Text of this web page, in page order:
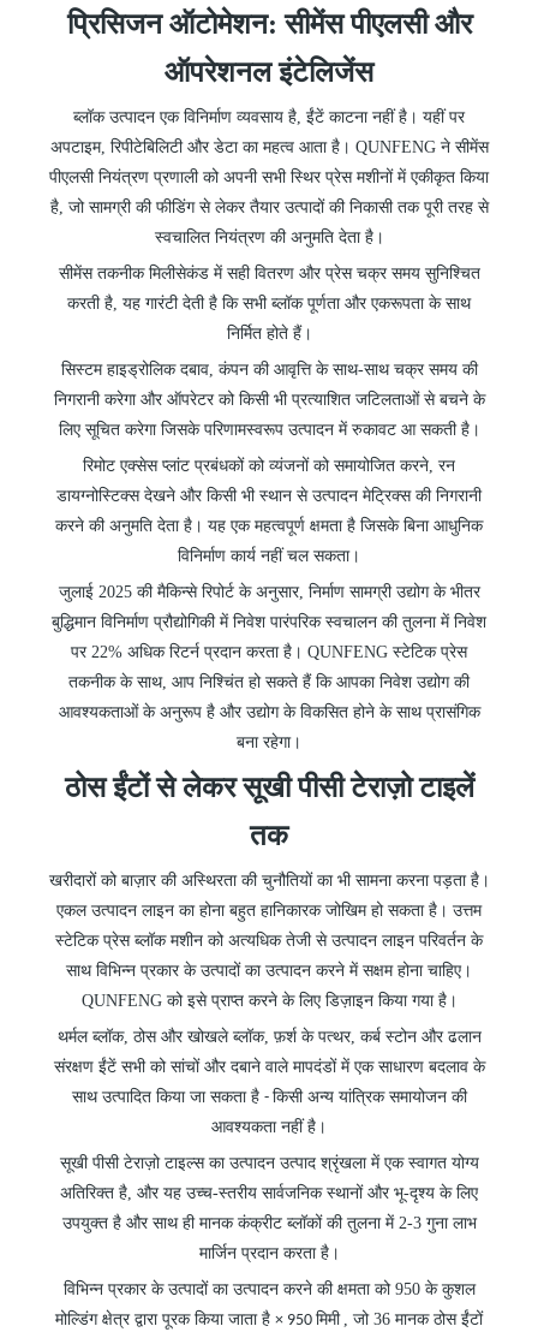
प्रिसिजन ऑटोमेशन: सीमेंस पीएलसीऔर
ऑपरेशनल इंटेलिजेंस
ब्लॉक उत्पादन एक विनिर्माण व्यवसाय है, ईंटें काटना नहीं है। यहीं पर
अपटाइम, रिपीटेबिलिटी और डेटा का महत्व आता है। QUNFENG ने सीमेंस
पीएलसी नियंत्रण प्रणाली को अपनी सभी स्थिर प्रेस मशीनों में एकीकृत किया
है, जो सामग्री की फीडिंग से लेकर तैयार उत्पादों की निकासी तक पूरी तरह से
स्वचालित नियंत्रण की अनुमति देता है।
सीमेंस तकनीक मिलीसेकंड में सही वितरण और प्रेस चक्र समय सुनिश्चित
करती है, यह गारंटी देती है कि सभी ब्लॉक पूर्णता और एकरूपता के साथ
निर्मित होते हैं।
सिस्टम हाइड्रोलिक दबाव, कंपन की आवृत्ति के साथ-साथ चक्र समय की
निगरानी करेगा और ऑपरेटर को किसी भी प्रत्याशित जटिलताओं से बचने के
लिए सूचित करेगा जिसके परिणामस्वरूप उत्पादन में रुकावट आ सकती है।
रिमोट एक्सेस प्लांट प्रबंधकों को व्यंजनों को समायोजित करने, रन
डायग्नोस्टिक्स देखने और किसी भी स्थान से उत्पादन मेट्रिक्स की निगरानी
करने की अनुमति देता है। यह एक महत्वपूर्ण क्षमता है जिसके बिना आधुनिक
विनिर्माण कार्य नहीं चल सकता।
जुलाई 2025 की मैकिन्से रिपोर्ट के अनुसार, निर्माण सामग्री उद्योग के भीतर
बुद्धिमान विनिर्माण प्रौद्योगिकी में निवेश पारंपरिक स्वचालन की तुलना में निवेश
पर 22% अधिक रिटर्न प्रदान करता है। QUNFENG स्टेटिक प्रेस
तकनीक के साथ, आप निश्चिंत हो सकते हैं कि आपका निवेश उद्योग की
आवश्यकताओं के अनुरूप है और उद्योग के विकसित होने के साथ प्रासंगिक
बना रहेगा।
ठोस ईंटों से लेकर सूखी पीसी टेराज़ो टाइलें
तक
खरीदारों को बाज़ार की अस्थिरता की चुनौतियों का भी सामना करना पड़ता है।
एकल उत्पादन लाइन का होना बहुत हानिकारक जोखिम हो सकता है। उत्तम
स्टेटिक प्रेस ब्लॉक मशीन को अत्यधिक तेजी से उत्पादन लाइन परिवर्तन के
साथ विभिन्न प्रकार के उत्पादों का उत्पादन करने में सक्षम होना चाहिए।
QUNFENG को इसे प्राप्त करने के लिए डिज़ाइन किया गया है।
थर्मल ब्लॉक, ठोस और खोखले ब्लॉक, फ़र्श के पत्थर, कर्ब स्टोन और ढलान
संरक्षण ईंटें सभी को सांचों और दबाने वाले मापदंडों में एक साधारण बदलाव के
साथ उत्पादित किया जा सकता है - किसी अन्य यांत्रिक समायोजन की
आवश्यकता नहीं है।
सूखी पीसी टेराज़ो टाइल्स का उत्पादन उत्पाद श्रृंखला में एक स्वागत योग्य
अतिरिक्त है, और यह उच्च-स्तरीय सार्वजनिक स्थानों और भू-दृश्य के लिए
उपयुक्त है और साथ ही मानक कंक्रीट ब्लॉकों की तुलना में 2-3 गुना लाभ
मार्जिन प्रदान करता है।
विभिन्न प्रकार के उत्पादों का उत्पादन करने की क्षमता को 950 के कुशल
मोल्डिंग क्षेत्र द्वारा पूरक किया जाता है × 950 मिमी
, जो 36 मानक ठोस ईंटों